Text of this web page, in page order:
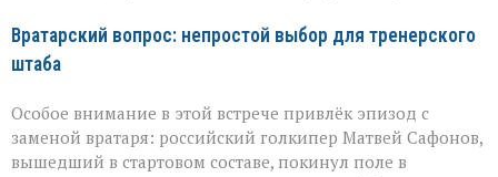
Вратарский вопрос: непростой выбор для тренерского
штаба
Особое внимание в этой встрече привлёк эпизод с
заменой вратаря: российский голкипер Матвей Сафонов,
вышедший в стартовом составе, покинул поле в